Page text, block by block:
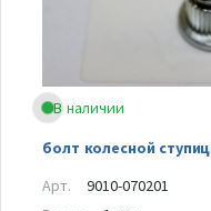
В наличии
болт колесной
Арт.
9010-070201